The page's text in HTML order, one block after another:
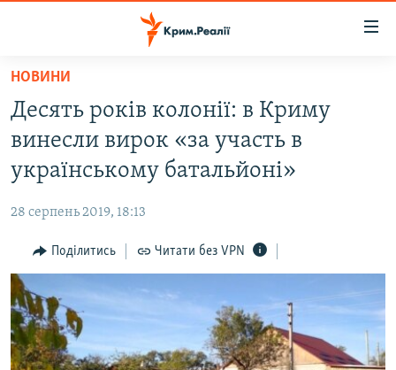
Перейти
основного
матеріалу
Перейти
до
основної
навігації
Перейти
до
пошуку
ВОДА.КРИМ
ВІДЕО ТА ФОТО
БЛОГИ
ПОГЛЯД
ІНТЕРВ'Ю
ВСЕ ЗА ДЕНЬ
СПЕЦПРОЕКТИ
НОВИНИ
Десять років колонії: в Криму
винесли вирок «за участь в
українському батальйоні»
28 серпень 2019, 18:13
Поділитись Читати без VPN